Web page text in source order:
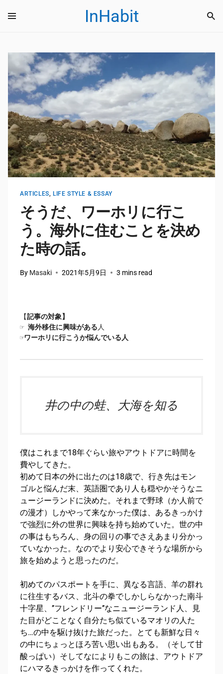
InHabit
ARTICLES ,LIFE STYLE & ESSAY
そうだ、ワーホリに行こ
う。海外に住むことを決め
た時の話。
By Masaki 2021年5月9日 3 mins read
【記事の対象】
☞ 海外移住に興味がある 人
☞ワーホリに行こうか悩んでいる人
井の中の蛙、大海を知る
僕はこれまで18年ぐらい旅やアウトドアに時間を
費やしてきた。
初めて日本の外に出たのは18歳で、行き先はモン
ゴルと悩んだ末、英語圏であり人も穏やかそうなニ
ュージーランドに決めた。それまで野球（か人前で
の漫才）しかやって来なかった僕は、あるきっかけ
で強烈に外の世界に興味を持ち始めていた。世の中
の事はもちろん、身の回りの事でさえあまり分かっ
ていなかった。なのでより安心できそうな場所から
旅を始めようと思ったのだ。
初めてのパスポートを手に、異なる言語、羊の群れ
に往生するバス、北斗の拳でしかしらなかった南斗
十字星、’’フレンドリー’’なニュージーランド人、見
た目がどことなく自分たち似ているマオリの人た
ち…の中を駆け抜けた旅だった。とても新鮮な日々
の中にちょっとほろ苦い思い出もある。（そして甘
酸っぱい）そしてなによりもこの旅は、アウトドア
にハマるきっかけを作ってくれた。